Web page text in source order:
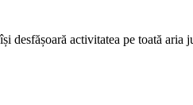
activitatea pe toată aria